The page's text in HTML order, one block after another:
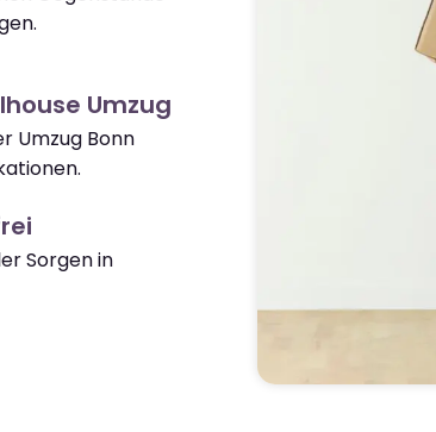
Umzug
Umzug Bonn
Sorgen in